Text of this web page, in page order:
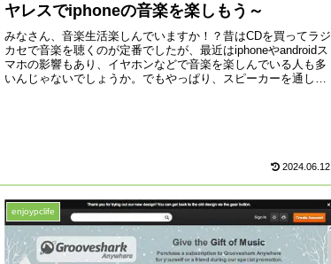
ヤレスでiphoneの音楽を楽しもう～
みなさん、音楽生活楽しんでいますか！？昔はCDを買ってラジ
カセで音楽を聴くのが定番でしたが、最近はiphoneやandroidス
マホの影響もあり、イヤホンなどで音楽を楽しんでいる人も多
いんじゃないでしょうか。でもやっぱり、スピーカーを通し
2024.06.12
enjoypclife